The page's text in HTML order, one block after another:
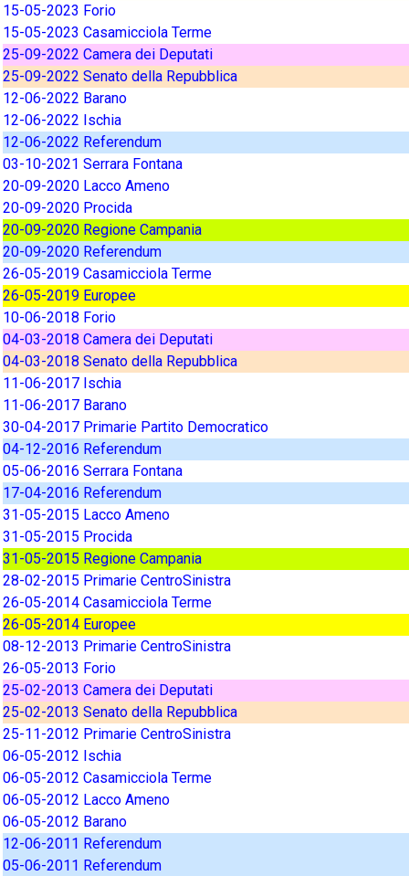
15-05-2023 Forio
15-05-2023 Casamicciola Terme
25-09-2022 Camera dei Deputati
25-09-2022 Senato della Repubblica
12-06-2022 Barano
12-06-2022 Ischia
12-06-2022 Referendum
03-10-2021 Serrara Fontana
20-09-2020 Lacco Ameno
20-09-2020 Procida
20-09-2020 Regione Campania
20-09-2020 Referendum
26-05-2019 Casamicciola Terme
26-05-2019 Europee
10-06-2018 Forio
04-03-2018 Camera dei Deputati
04-03-2018 Senato della Repubblica
11-06-2017 Ischia
11-06-2017 Barano
30-04-2017 Primarie Partito Democratico
04-12-2016 Referendum
05-06-2016 Serrara Fontana
17-04-2016 Referendum
31-05-2015 Lacco Ameno
31-05-2015 Procida
31-05-2015 Regione Campania
28-02-2015 Primarie CentroSinistra
26-05-2014 Casamicciola Terme
26-05-2014 Europee
08-12-2013 Primarie CentroSinistra
26-05-2013 Forio
25-02-2013 Camera dei Deputati
25-02-2013 Senato della Repubblica
25-11-2012 Primarie CentroSinistra
06-05-2012 Ischia
06-05-2012 Casamicciola Terme
06-05-2012 Lacco Ameno
06-05-2012 Barano
12-06-2011 Referendum
05-06-2011 Referendum